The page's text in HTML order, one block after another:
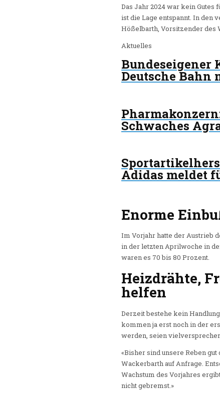
Das Jahr 2024 war kein Gutes
ist die Lage entspannt. In den
Hößelbarth, Vorsitzender des
Aktuelles
Bundeseigener
Deutsche
Pharmakonzern
Schwaches
Adidas meldet
Enorme
Im Vorjahr hatte der Austrieb
in der letzten Aprilwoche in
waren es 70 bis 80 Prozent.
Heizdrähte,
helfen
Derzeit bestehe kein
kommen ja erst noch in der
werden, seien
«Bisher sind unsere Reben
Wackerbarth auf Anfrage.
Wachstum des Vorjahres
nicht gebremst.»